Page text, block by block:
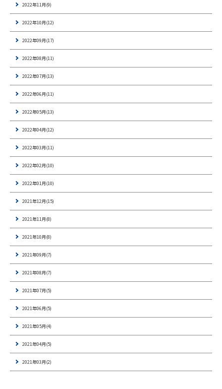
2022年11月(9)
2022年10月(12)
2022年09月(17)
2022年08月(11)
2022年07月(13)
2022年06月(11)
2022年05月(13)
2022年04月(12)
2022年03月(11)
2022年02月(10)
2022年01月(10)
2021年12月(15)
2021年11月(8)
2021年10月(8)
2021年09月(7)
2021年08月(7)
2021年07月(5)
2021年06月(5)
2021年05月(4)
2021年04月(5)
2021年03月(2)